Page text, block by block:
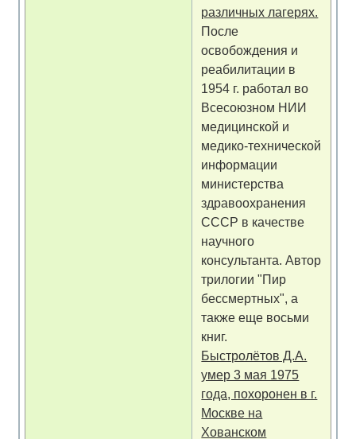
различных лагерях.
После
освобождения и
реабилитации в
1954 г. работал во
Всесоюзном НИИ
медицинской и
медико-технической
информации
министерства
здравоохранения
СССР в качестве
научного
консультанта. Автор
трилогии "Пир
бессмертных", а
также еще восьми
книг.
Быстролётов Д.А.
умер 3 мая 1975
года, похоронен в г.
Москве на
Хованском